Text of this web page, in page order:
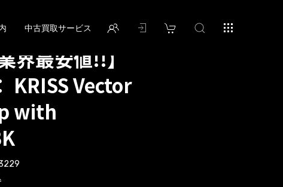
中古買取サービス
界最安値!!】
KRISS Vector
with